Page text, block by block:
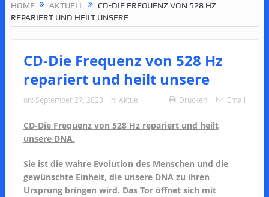
HOME AKTUELL
CD-DIE FREQUENZ VON 528 HZ
REPARIERT UND HEILT UNSERE
CD-Die Frequenz von 528 Hz
repariert und heilt unsere
on: September 27, 2023 In: Aktuell Drucken Email
CD-Die Frequenz von 528 Hz repariert und heilt
unsere DNA.
Sie ist die wahre Evolution des Menschen und die
gewünschte Einheit, die unsere DNA zu ihren
Ursprung bringen wird. Das Tor öffnet sich mit